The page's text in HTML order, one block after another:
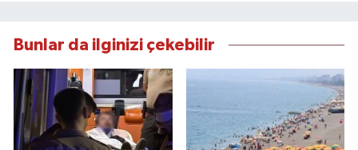
Bunlar da ilginizi çekebilir